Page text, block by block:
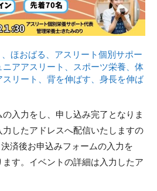
、 ほおばる 、 アスリート個別サポー
ニアアスリート 、 スポーツ栄養、 体
リート 、 背を伸ばす、 身長を伸ば
入力をし、申し込み完了となりま
したアドレスへ配信いたしますの
済後お申込みフォームの入力を
す。イベントの詳細は入力したア